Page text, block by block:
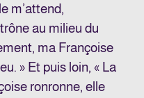
m’attend,
au milieu du
ma Françoise
» Et puis loin, « La
ronronne, elle